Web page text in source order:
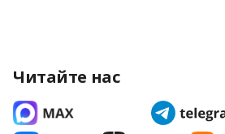
Читайте нас